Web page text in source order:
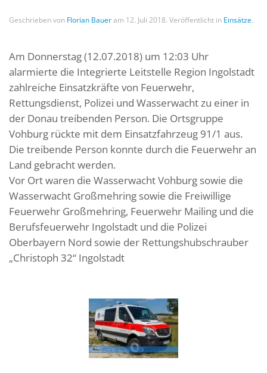
Geschrieben von Florian Baueram 12. Juli 2018. Veröffentlicht in Einsätze.
Am Donnerstag (12.07.2018) um 12:03 Uhr
alarmierte die Integrierte Leitstelle Region Ingolstadt
zahlreiche Einsatzkräfte von Feuerwehr,
Rettungsdienst, Polizei und Wasserwacht zu einer in
der Donau treibenden Person. Die Ortsgruppe
Vohburg rückte mit dem Einsatzfahrzeug 91/1 aus.
Die treibende Person konnte durch die Feuerwehr an
Land gebracht werden.
Vor Ort waren die Wasserwacht Vohburg sowie die
Wasserwacht Großmehring sowie die Freiwillige
Feuerwehr Großmehring, Feuerwehr Mailing und die
Berufsfeuerwehr Ingolstadt und die Polizei
Oberbayern Nord sowie der Rettungshubschrauber
„Christoph 32“ Ingolstadt